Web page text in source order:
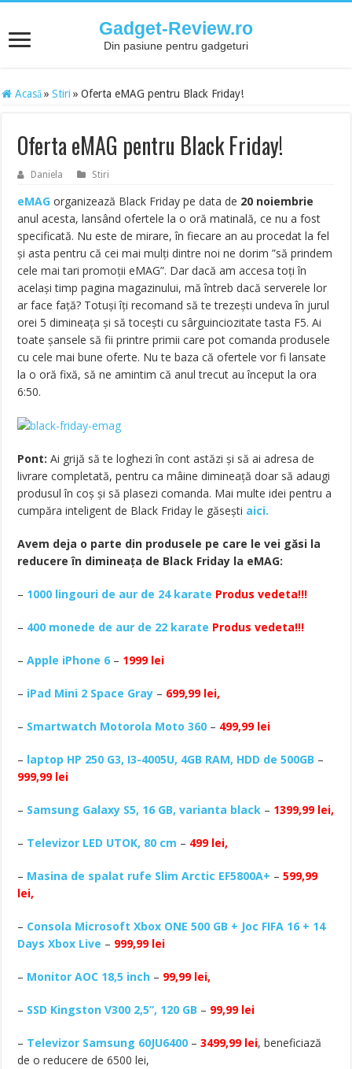
Gadget-Review.ro
Din pasiune pentru gadgeturi
Acasă » Stiri » Oferta eMAG pentru Black Friday!
Oferta eMAG pentru Black Friday!
Daniela Stiri
eMAG organizează Black Friday pe data de 20 noiembrie
anul acesta, lansând ofertele la o oră matinală, ce nu a fost
specificată. Nu este de mirare, în fiecare an au procedat la fel
și asta pentru că cei mai mulți dintre noi ne dorim ”să prindem
cele mai tari promoții eMAG”. Dar dacă am accesa toți în
același timp pagina magazinului, mă întreb dacă serverele lor
ar face față? Totuși îți recomand să te trezești undeva în jurul
orei 5 dimineața și să tocești cu sârguinciozitate tasta F5. Ai
toate șansele să fii printre primii care pot comanda produsele
cu cele mai bune oferte. Nu te baza că ofertele vor fi lansate
la o oră fixă, să ne amintim că anul trecut au început la ora
6:50.
Pont:Ai grijă să te loghezi în cont astăzi și să ai adresa de
livrare completată, pentru ca mâine dimineață doar să adaugi
produsul în coș și să plasezi comanda. Mai multe idei pentru a
cumpăra inteligent de Black Friday le găsești aici.
Avem deja o parte din produsele pe care le vei găsi la
reducere în dimineața de Black Friday la eMAG:
– 1000 lingouri de aur de 24 karate Produs vedeta!!!
– 400 monede de aur de 22 karate Produs vedeta!!!
–Apple iPhone 6 – 1999 lei
– iPad Mini 2 Space Gray – 699,99 lei,
– Smartwatch Motorola Moto 360 – 499,99 lei
– laptop HP 250 G3, I3-4005U, 4GB RAM, HDD de 500GB –
999,99 lei
– Samsung Galaxy S5, 16 GB, varianta black – 1399,99 lei,
– Televizor LED UTOK, 80 cm – 499 lei,
– Masina de spalat rufe Slim Arctic EF5800A+ –599,99
lei,
– Consola Microsoft Xbox ONE 500 GB + Joc FIFA 16 + 14
Days Xbox Live – 999,99 lei
– Monitor AOC 18,5 inch – 99,99 lei,
– SSD Kingston V300 2,5”, 120 GB – 99,99 lei
– Televizor Samsung 60JU6400 –3499,99 lei, beneficiază
de o reducere de 6500 lei,